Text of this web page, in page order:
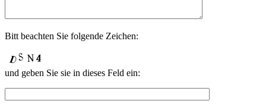
Bitt beach­ten Sie fol­gende Zeichen:
und geben Sie sie in die­ses Feld ein: